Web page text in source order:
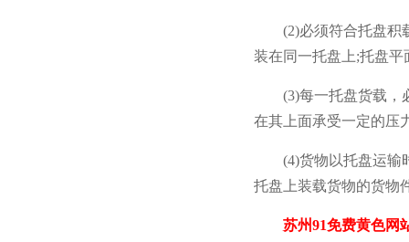
(2)必须符合托盘积
装在同一托盘上;托盘平面
(3)每一托盘货载
在其上面承受一定的压力
(4)货物以托盘运输时
托盘上装载货物的货物件
苏州91免费黄色网